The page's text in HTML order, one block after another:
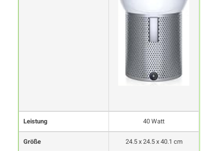
Leistung 40 Watt
Größe 24.5 x 24.5 x 40.1 cm